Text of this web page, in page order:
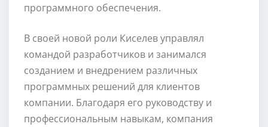
программного обеспечения.
В своей новой роли Киселев управлял
командой разработчиков и занимался
созданием и внедрением различных
программных решений для клиентов
компании. Благодаря его руководству и
профессиональным навыкам, компания